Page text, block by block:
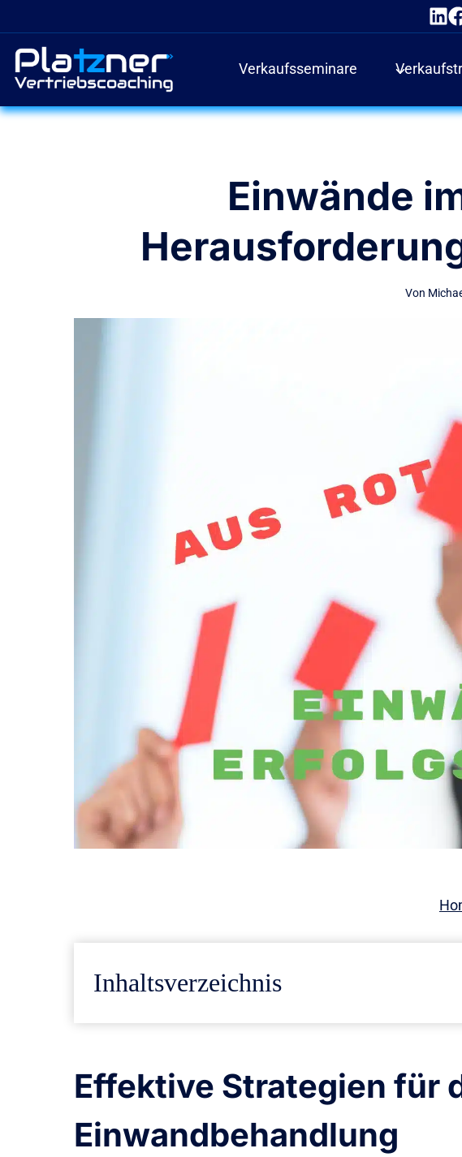
Inhalt
springen
Verkaufsseminare
Einwände
Von
Inhaltsverzeichnis
Effektive Strategien für
Einwandbehandlung